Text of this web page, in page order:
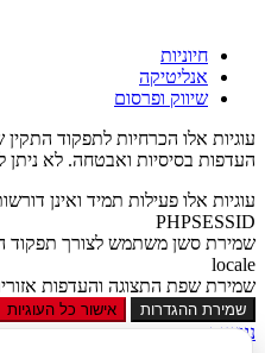
חיוניות
אנליטיקה
שיווק ופרסום
עוגיות אלו הכרחיות לתפקוד
העדפות בסיסיות ואבטחה. לא ניתן
עוגיות אלו פעילות תמיד ואינן
PHPSESSID
שמירת סשן משתמש לצורך תפקוד
locale
שמירת שפת התצוגה והעדפות
שמירת ההגדרות אישור כל העוגיות
נגישות